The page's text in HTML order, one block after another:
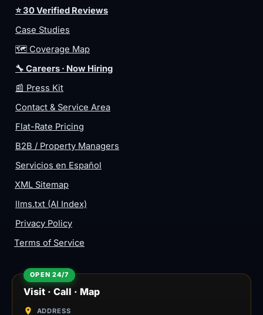
⭐ 30 Verified Reviews
Case Studies
🗺️ Coverage Map
🔧 Careers · Now Hiring
📰 Press Kit
Contact & Service Area
Flat-Rate Pricing
B2B / Property Managers
Servicios en Español
XML Sitemap
llms.txt (AI Index)
Privacy Policy
Terms of Service
Visit · Call · Map
ADDRESS